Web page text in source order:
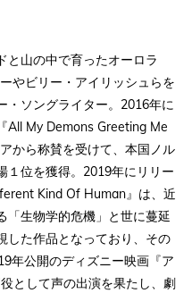
と山の中で育ったオーロラ
やビリー・アイリッシュらを
・ソングライター。2016年に
All My Demons Greeting Me
から称賛を受けて、本国ノル
１位を獲得。2019年にリリー
Kind Of Human』は、近
「生物学的危機」と世に蔓延
した作品となっており、その
年公開のディズニー映画『ア
として声の出演を果たし、劇